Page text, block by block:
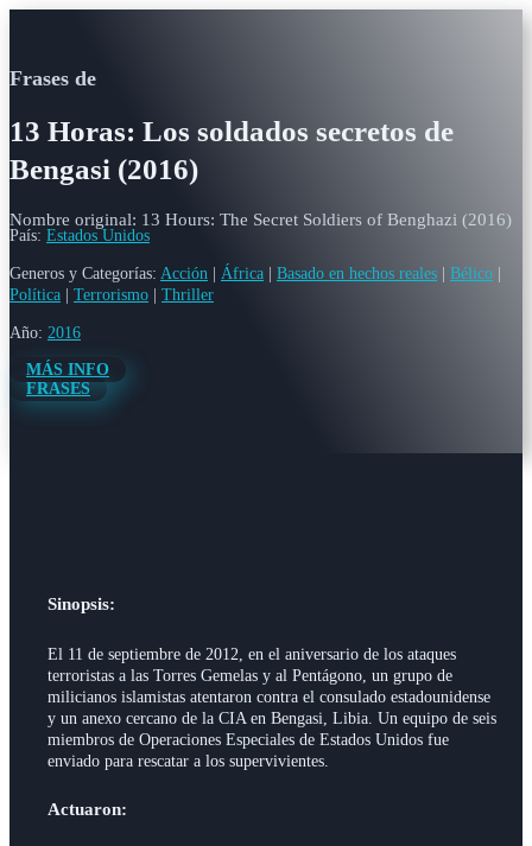
Frases de
13 Horas: Los soldados secretos de
Bengasi (2016)
Nombre original: 13 Hours: The Secret Soldiers of Benghazi (2016)
País: Estados Unidos
Generos y Categorías: Acción África Basado en hechos reales Bélico
Política
Terrorismo Thriller
Año: 2016
MÁS INFO
FRASES
Sinopsis:
El 11 de septiembre de 2012, en el aniversario de los ataques
terroristas a las Torres Gemelas y al Pentágono, un grupo de
milicianos islamistas atentaron contra el consulado estadounidense
y un anexo cercano de la CIA en Bengasi, Libia. Un equipo de seis
miembros de Operaciones Especiales de Estados Unidos fue
enviado para rescatar a los supervivientes.
Actuaron: